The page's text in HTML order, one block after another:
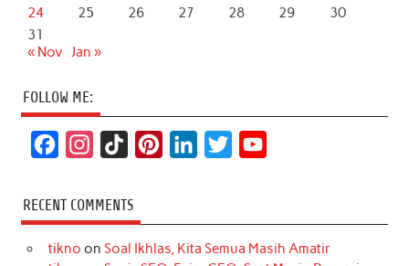
24
25 26 27 28 29
30
31
« Nov Jan »
FOLLOW ME:
c
e
b
s
t
a
k
T
o
t
e
k
e
t
t
T
u
RECENT COMMENTS
tikno on Soal Ikhlas, Kita Semua Masih Amatir